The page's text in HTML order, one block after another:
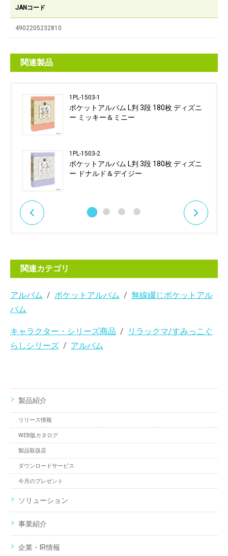
JANコード
4902205232810
関連製品
1PL-1503-1
ポケットアルバム L判 3段 180枚 ディズニ
ー ミッキー＆ミニー
1PL-1503-2
ポケットアルバム L判 3段 180枚 ディズニ
ー ドナルド＆デイジー
関連カテゴリ
アルバム ポケットアルバム
無線綴じポケットアル
バム
キャラクター・シリーズ商品
リラックマ/すみっこぐ
らしシリーズ
アルバム
製品紹介
リリース情報
WEB版カタログ
製品取扱店
ダウンロードサービス
今月のプレゼント
ソリューション
事業紹介
企業・IR情報